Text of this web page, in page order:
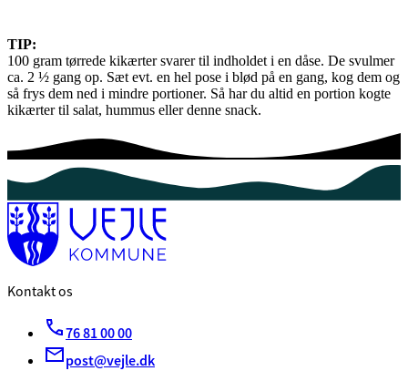
TIP:
100 gram tørrede kikærter svarer til indholdet i en dåse. De svulmer
ca. 2 ½ gang op. Sæt evt. en hel pose i blød på en gang, kog dem og
så frys dem ned i mindre portioner. Så har du altid en portion kogte
kikærter til salat, hummus eller denne snack.
Kontakt os
76 81 00 00
post@vejle.dk